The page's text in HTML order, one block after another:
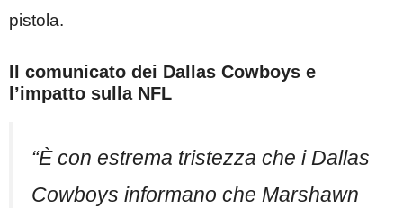
pistola.
Il comunicato dei Dallas Cowboys e
l’impatto sulla NFL
“È con estrema tristezza che i Dallas
Cowboys informano che Marshawn